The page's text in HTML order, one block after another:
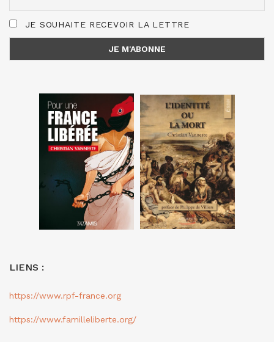
JE SOUHAITE RECEVOIR LA LETTRE
LIENS :
https://www.rpf-france.org
https://www.familleliberte.org/